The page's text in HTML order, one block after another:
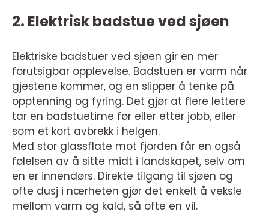
2. Elektrisk badstue ved sjøen
Elektriske badstuer ved sjøen gir en mer
forutsigbar opplevelse. Badstuen er varm når
gjestene kommer, og en slipper å tenke på
opptenning og fyring. Det gjør at flere lettere
tar en badstuetime før eller etter jobb, eller
som et kort avbrekk i helgen.
Med stor glassflate mot fjorden får en også
følelsen av å sitte midt i landskapet, selv om
en er innendørs. Direkte tilgang til sjøen og
ofte dusj i nærheten gjør det enkelt å veksle
mellom varm og kald, så ofte en vil.